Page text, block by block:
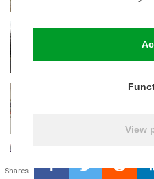
View
Shares
Energetika
KAKO SE